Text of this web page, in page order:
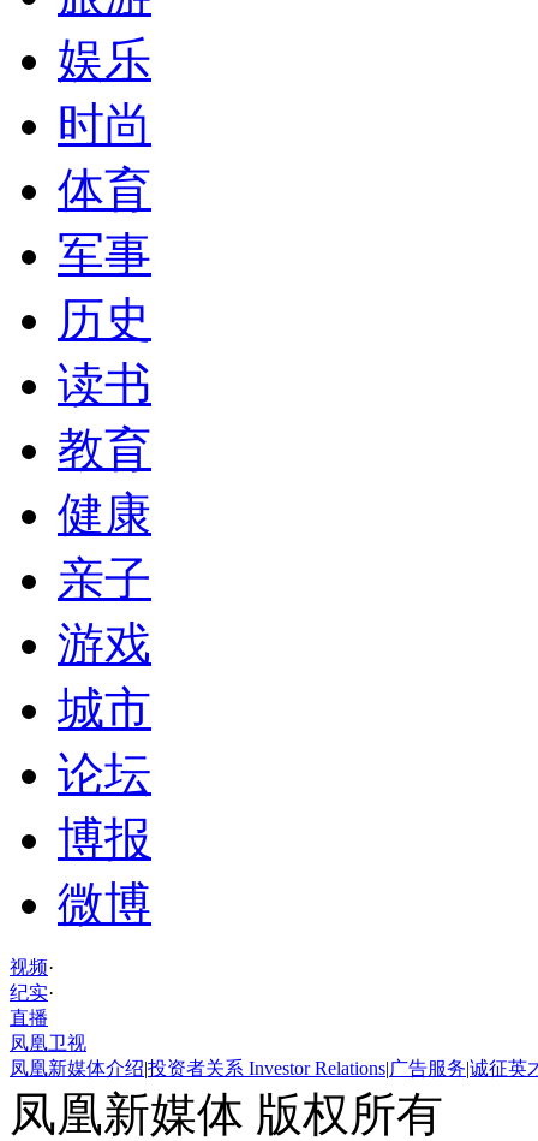
娱乐
时尚
体育
军事
历史
读书
教育
健康
亲子
游戏
城市
论坛
博报
微博
视频·
纪实·
直播
凤凰卫视
凤凰新媒体介绍|投资者关系 Investor Relations|广告服务|诚征英
凤凰新媒体 版权所有